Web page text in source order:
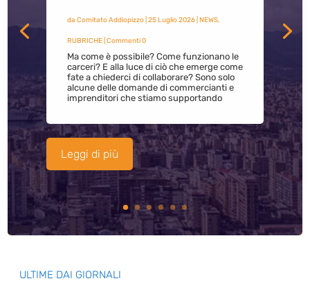
da Comitato Addiopizzo| 25 Luglio 2026| NEWS,
RUBRICHE| Commenti 0
Ma come è possibile? Come funzionano le
carceri? E alla luce di ciò che emerge come
fate a chiederci di collaborare? Sono solo
alcune delle domande di commercianti e
imprenditori che stiamo supportando
Leggi di più
ULTIME DAI GIORNALI